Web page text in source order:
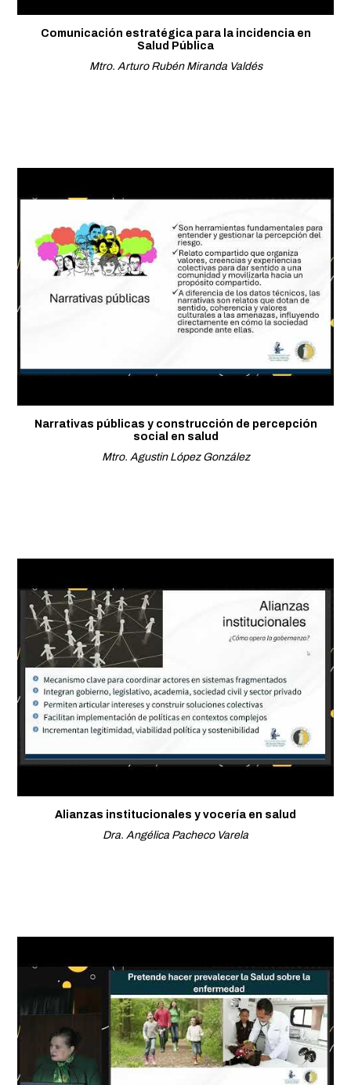
Comunicación estratégica para la incidencia en
Salud Pública
Mtro. Arturo Rubén Miranda Valdés
Narrativas públicas y construcción de percepción
social en salud
Mtro. Agustin López González
Alianzas institucionales y vocería en salud
Dra. Angélica Pacheco Varela